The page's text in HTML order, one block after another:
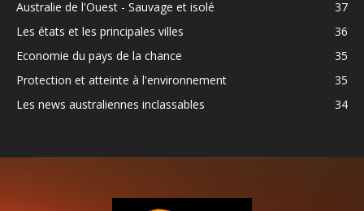
Australie de l'Ouest - Sauvage et isolé
37
Les états et les principales villes
36
Economie du pays de la chance
35
Protection et atteinte à l'environnement
35
Les news australiennes inclassables
34